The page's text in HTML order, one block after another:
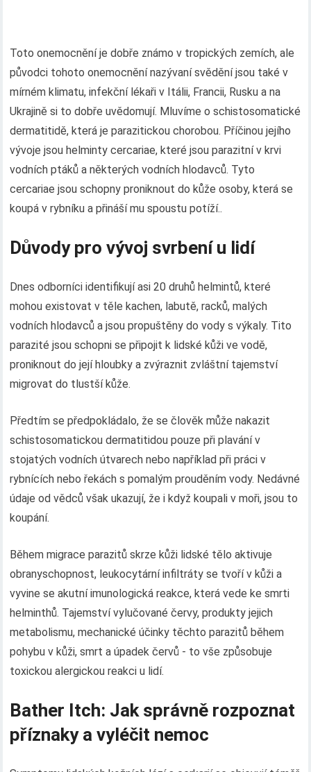
Toto onemocnění je dobře známo v tropických zemích, ale
původci tohoto onemocnění nazývaní svědění jsou také v
mírném klimatu, infekční lékaři v Itálii, Francii, Rusku a na
Ukrajině si to dobře uvědomují. Mluvíme o schistosomatické
dermatitidě, která je parazitickou chorobou. Příčinou jejího
vývoje jsou helminty cercariae, které jsou parazitní v krvi
vodních ptáků a některých vodních hlodavců. Tyto
cercariae jsou schopny proniknout do kůže osoby, která se
koupá v rybníku a přináší mu spoustu potíží..
Důvody pro vývoj svrbení u lidí
Dnes odborníci identifikují asi 20 druhů helmintů, které
mohou existovat v těle kachen, labutě, racků, malých
vodních hlodavců a jsou propuštěny do vody s výkaly. Tito
parazité jsou schopni se připojit k lidské kůži ve vodě,
proniknout do její hloubky a zvýraznit zvláštní tajemství
migrovat do tlustší kůže.
Předtím se předpokládalo, že se člověk může nakazit
schistosomatickou dermatitidou pouze při plavání v
stojatých vodních útvarech nebo například při práci v
rybnících nebo řekách s pomalým prouděním vody. Nedávné
údaje od vědců však ukazují, že i když koupali v moři, jsou to
koupání.
Během migrace parazitů skrze kůži lidské tělo aktivuje
obranyschopnost, leukocytární infiltráty se tvoří v kůži a
vyvine se akutní imunologická reakce, která vede ke smrti
helminthů. Tajemství vylučované červy, produkty jejich
metabolismu, mechanické účinky těchto parazitů během
pohybu v kůži, smrt a úpadek červů - to vše způsobuje
toxickou alergickou reakci u lidí.
Bather Itch: Jak správně rozpoznat
příznaky a vyléčit nemoc